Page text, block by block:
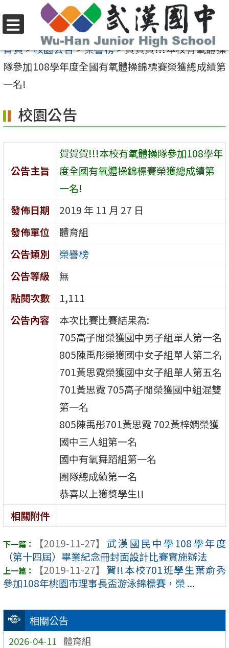
至
要
區
選
單
首頁>校園公告>榮譽榜>賀賀賀!!!本校有氧體操
隊參加108學年度全國有氧體操錦標賽榮獲總成績第
一名!
相關公告
2026-04-11 體育組
校園公告
公告主旨
賀賀賀!!!本校有氧體操隊參加108學年
度全國有氧體操錦標賽榮獲總成績第
一名!
發佈日期
2019 年 11 月 27 日
發佈單位
體育組
公告類別
榮譽榜
公告等級
無
點閱次數
1,111
公告內容
本次比賽比賽結果為:
705高子閒榮獲國中男子組單人第一名
805陳禹彤榮獲國中女子組單人第二名
701黃思霓榮獲國中女子組單人第五名
701黃思霓 705高子閒榮獲國中組混雙
第一名
805陳禹彤701黃思霓 702黃梓嫻榮獲
國中三人組第一名
國中有氧舞蹈組第一名
團隊總成績第一名
恭喜以上獲獎學生!!
相關附件
【2019-11-27】
武漢國民中學108學年度
（第十四屆）畢業紀念冊封面設計比賽實施辦法
【2019-11-27】 賀!!本校701班學生葉俞秀
參加108年桃園市理事長盃游泳錦標賽，榮 ...